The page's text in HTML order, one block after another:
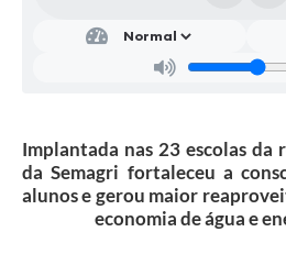
Implantada nas 23 escolas da
da Semagri fortaleceu a
alunos e gerou maior
economia de água e